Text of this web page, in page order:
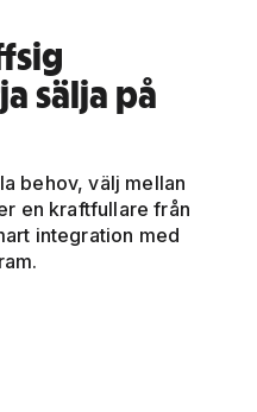
sälja på
behov, välj mellan
en kraftfullare från
integration med